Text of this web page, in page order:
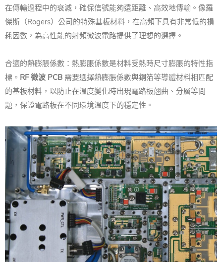
在傳輸過程中的衰減，確保信號能夠遠距離、高效地傳輸。像羅
傑斯（Rogers）公司的特殊基板材料，在高頻下具有非常低的損
耗因數，為高性能的射頻微波電路提供了理想的選擇。
合適的熱膨脹係數：熱膨脹係數是材料受熱時尺寸膨脹的特性指
標。 RF 微波 PCB 需要選擇熱膨脹係數與銅箔等導體材料相匹配
的基板材料，以防止在溫度變化時出現電路板翹曲、分層等問
題，保證電路板在不同環境溫度下的穩定性。